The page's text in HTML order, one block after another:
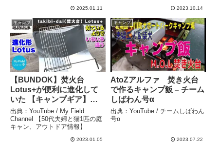
ギア #camping #camp –
2025.01.11 2023.10.14
キャンプ
【BUNDOK】焚火台
Lotus+が便利に進化して
いた 【キャンプギア】
【庭キャン】 おすすめの
焚き火台 – My Field
Channel 【50代夫婦と猫1
匹の庭キャン、アウトドア
出典：YouTube / My Field
Channel 【50代夫婦と猫1匹の庭
キャン、アウトドア情報】
2023.01.05
キャンプ
AtoZアルファ 焚き火台
で作るキャンプ飯 – チーム
しばわん号α
出典：YouTube / チームしばわん
号α
2023.07.22